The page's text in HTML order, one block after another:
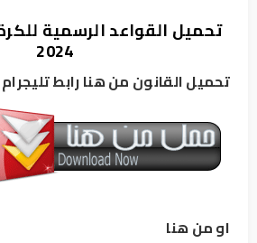
2024
تحميل القانون من هنا رابط تليجرام
او من هنا